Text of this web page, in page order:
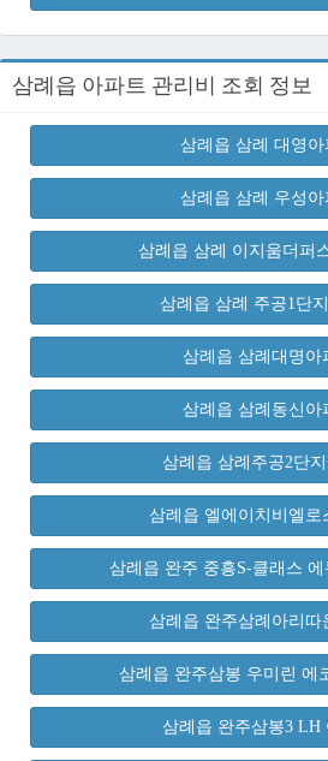
삼례읍 아파트 관리비 조회 정보
삼례읍 삼례 대영아
삼례읍 삼례 우성아
삼례읍 삼례 이지움더퍼
삼례읍 삼례 주공1단
삼례읍 삼례대명아
삼례읍 삼례동신아
삼례읍 삼례주공2단
삼례읍 엘에이치비엘로
삼례읍 완주 중흥S-클래스
삼례읍 완주삼례아리따
삼례읍 완주삼봉 우미린 에
삼례읍 완주삼봉3 LH